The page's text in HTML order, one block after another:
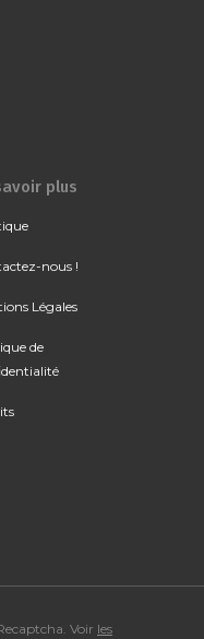
plus
nous !
Légales
de
Voir les